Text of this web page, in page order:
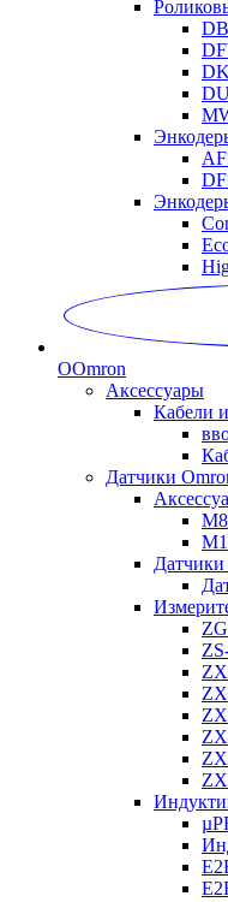
OOmron
Аксессуары
Кабели
Датчики
M8
Датчики